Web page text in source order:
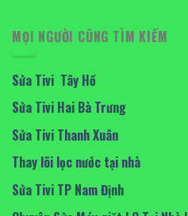
MỌI NGƯỜI CŨNG TÌM KIẾM
Sửa Tivi Tây Hồ
Sửa Tivi Hai Bà Trưng
Sửa Tivi Thanh Xuân
Thay lõi lọc nước tại nhà
Sửa Tivi TP Nam Định